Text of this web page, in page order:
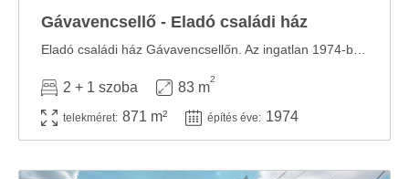
Gávavencsellő - Eladó családi ház
2 + 1 szoba 83 m
2
telekméret: 871 m² építés éve: 1974